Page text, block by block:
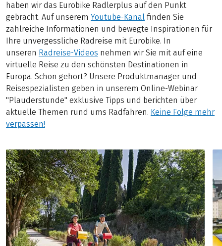
haben wir das Eurobike Radlerplus auf den Punkt
gebracht. Auf unserem Youtube-Kanal finden Sie
zahlreiche Informationen und bewegte Inspirationen für
Ihre unvergessliche Radreise mit Eurobike. In
unseren Radreise-Videos nehmen wir Sie mit auf eine
virtuelle Reise zu den schönsten Destinationen in
Europa. Schon gehört? Unsere Produktmanager und
Reisespezialisten geben in unserem Online-Webinar
"Plauderstunde" exklusive Tipps und berichten über
aktuelle Themen rund ums Radfahren. Keine Folge mehr
verpassen!